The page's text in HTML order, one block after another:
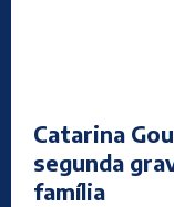
Catarina
segunda
família